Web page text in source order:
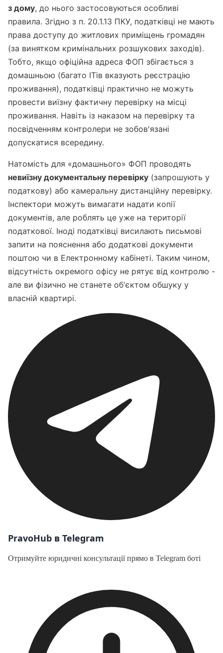
з дому, до нього застосовуються особливі
правила. Згідно з п. 20.1.13 ПКУ, податківці не мають
права доступу до житлових приміщень громадян
(за винятком кримінальних розшукових заходів).
Тобто, якщо офіційна адреса ФОП збігається з
домашньою (багато ІТів вказують реєстрацію
проживання), податківці практично не можуть
провести виїзну фактичну перевірку на місці
проживання. Навіть із наказом на перевірку та
посвідченням контролери не зобов'язані
допускатися всередину.
Натомість для «домашнього» ФОП проводять
невиїзну документальну перевірку (запрошують у
податкову) або камеральну дистанційну перевірку.
Інспектори можуть вимагати надати копії
документів, але роблять це уже на території
податкової. Іноді податківці висилають письмові
запити на пояснення або додаткові документи
поштою чи в Електронному кабінеті. Таким чином,
відсутність окремого офісу не рятує від контролю -
але ви фізично не станете об'єктом обшуку у
власній квартирі.
PravoHub в Telegram
Отримуйте юридичні консультації прямо в Telegram боті